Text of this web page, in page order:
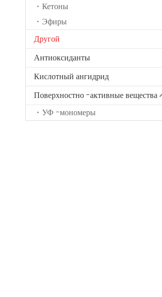
Кетоны
Эфиры
Другой
Антиоксиданты
Кислотный ангидрид
Поверхностно -активные вещества
УФ -мономеры